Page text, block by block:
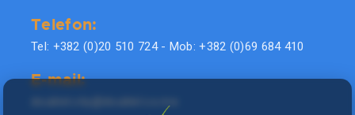
Telefon:
Tel: +382 (0)20 510 724 - Mob: +382 (0)69 684 410
E-mail: